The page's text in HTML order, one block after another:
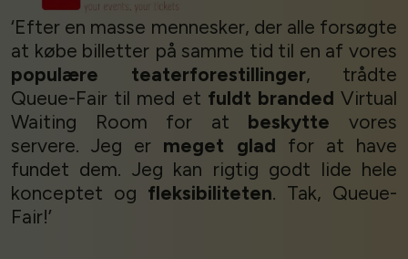
‘Efter en masse mennesker, der alle forsøgte
at købe billetter på samme tid til en af vores
populære teaterforestillinger, trådte
Queue-Fair til med et fuldt branded Virtual
Waiting Room for at beskytte vores
servere. Jeg er meget glad for at have
fundet dem. Jeg kan rigtig godt lide hele
konceptet og fleksibiliteten. Tak, Queue-
Fair!’